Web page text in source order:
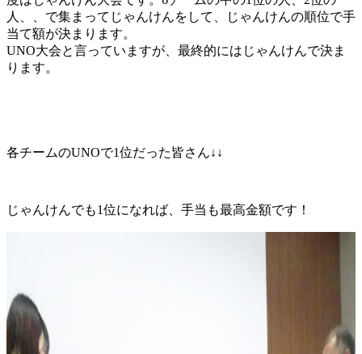
人、、で集まってじゃんけんをして、じゃんけんの順位で手
当て額が決まります。
UNO大会と言っていますが、最終的にはじゃんけんで決ま
ります。
各チームのUNOで1位だった皆さん↓↓
じゃんけんでも1位になれば、手当も最高金額です！